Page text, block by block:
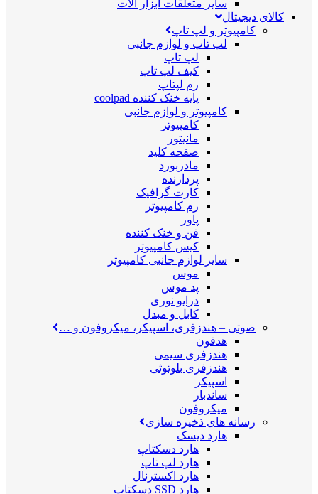
سایر متعلقات ابزار آلات
کالای دیجیتال
کامپیوتر و لپ تاپ
لپ تاپ و لوازم جانبی
لپ تاپ
کیف لپ تاپ
رم لپتاپ
پایه خنک کننده coolpad
کامپیوتر و لوازم جانبی
کامپیوتر
مانیتور
صفحه کلید
مادربورد
پردازنده
کارت گرافیک
رم کامپیوتر
پاور
فن و خنک کننده
کیس کامپیوتر
سایر لوازم جانبی کامپیوتر
موس
پد موس
درایو نوری
کابل و مبدل
صوتی – هندزفری، اسپیکر، میکروفون و …
هدفون
هندزفری سیمی
هندزفری بلوتوثی
اسپیکر
ساندبار
میکروفون
رسانه های ذخیره سازی
هارد دیسک
هارد دسکتاپ
هارد لپ تاپ
هارد اکسترنال
هارد SSD دسکتاپ